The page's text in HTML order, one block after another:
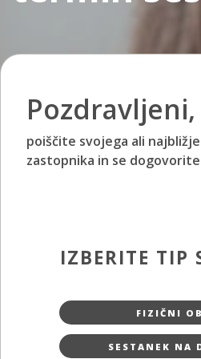
Pozdravljeni,
poiščite svojega ali
zastopnika in se
IZBERITE TIP
FIZIČNI
SESTANEK NA